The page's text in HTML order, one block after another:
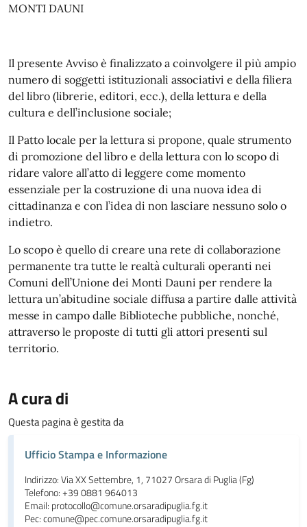
MONTI DAUNI
Il presente Avviso è finalizzato a coinvolgere il più ampio
numero di soggetti istituzionali associativi e della filiera
del libro (librerie, editori, ecc.), della lettura e della
cultura e dell’inclusione sociale;
Il Patto locale per la lettura si propone, quale strumento
di promozione del libro e della lettura con lo scopo di
ridare valore all’atto di leggere come momento
essenziale per la costruzione di una nuova idea di
cittadinanza e con l’idea di non lasciare nessuno solo o
indietro.
Lo scopo è quello di creare una rete di collaborazione
permanente tra tutte le realtà culturali operanti nei
Comuni dell’Unione dei Monti Dauni per rendere la
lettura un’abitudine sociale diffusa a partire dalle attività
messe in campo dalle Biblioteche pubbliche, nonché,
attraverso le proposte di tutti gli attori presenti sul
territorio.
A cura di
Questa pagina è gestita da
Ufficio Stampa e Informazione
Indirizzo: Via XX Settembre, 1, 71027 Orsara di Puglia (Fg)
Telefono: +39 0881 964013
Email: protocollo@comune.orsaradipuglia.fg.it
Pec: comune@pec.comune.orsaradipuglia.fg.it